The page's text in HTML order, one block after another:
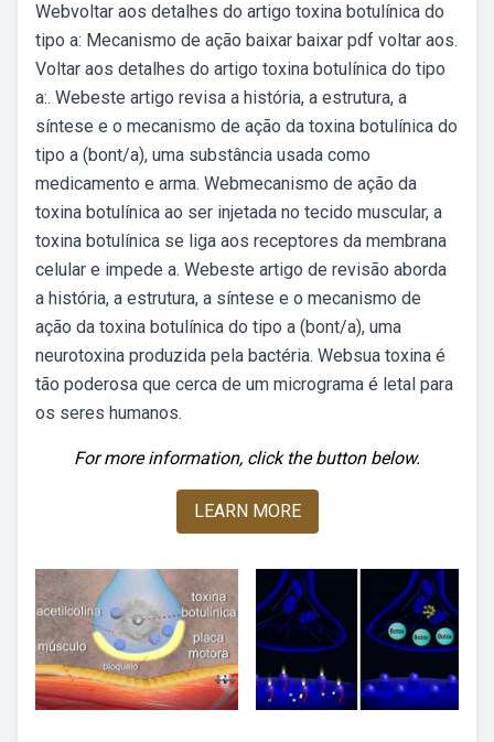
Webvoltar aos detalhes do artigo toxina botulínica do
tipo a: Mecanismo de ação baixar baixar pdf voltar aos.
Voltar aos detalhes do artigo toxina botulínica do tipo
a:. Webeste artigo revisa a história, a estrutura, a
síntese e o mecanismo de ação da toxina botulínica do
tipo a (bont/a), uma substância usada como
medicamento e arma. Webmecanismo de ação da
toxina botulínica ao ser injetada no tecido muscular, a
toxina botulínica se liga aos receptores da membrana
celular e impede a. Webeste artigo de revisão aborda
a história, a estrutura, a síntese e o mecanismo de
ação da toxina botulínica do tipo a (bont/a), uma
neurotoxina produzida pela bactéria. Websua toxina é
tão poderosa que cerca de um micrograma é letal para
os seres humanos.
For more information, click the button below.
LEARN MORE